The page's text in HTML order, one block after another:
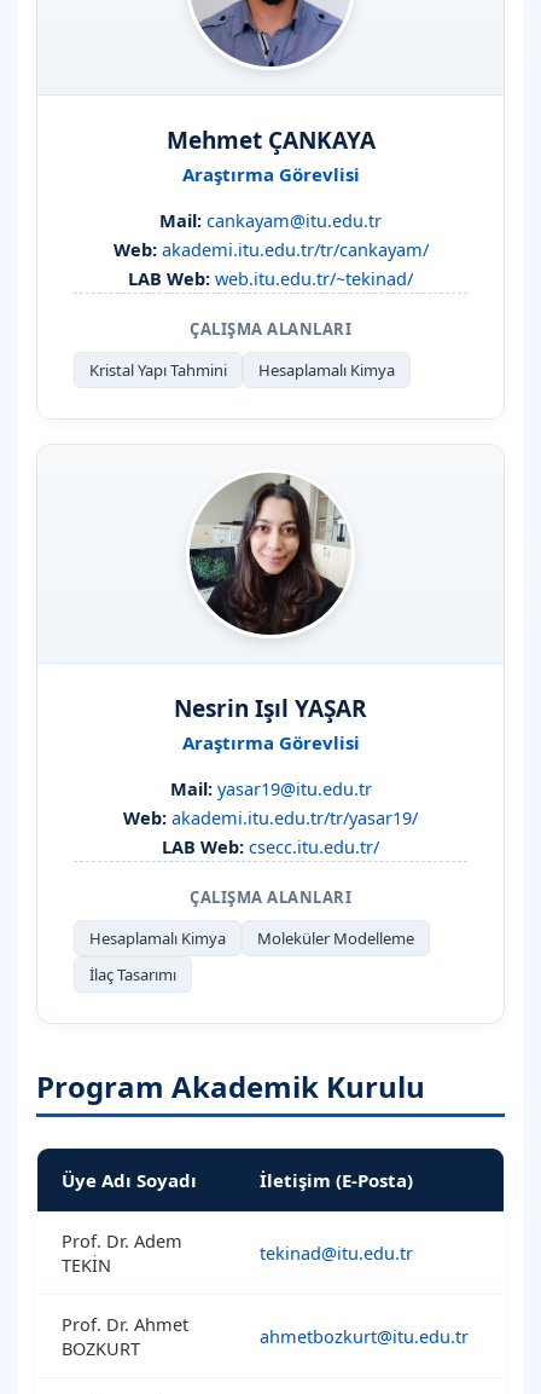
Mehmet ÇANKAYA
Araştırma Görevlisi
Mail: cankayam@itu.edu.tr
Web: akademi.itu.edu.tr/tr/cankayam/
LAB Web: web.itu.edu.tr/~tekinad/
ÇALIŞMA ALANLARI
Kristal Yapı Tahmini
Hesaplamalı Kimya
Nesrin Işıl YAŞAR
Araştırma Görevlisi
Mail: yasar19@itu.edu.tr
Web: akademi.itu.edu.tr/tr/yasar19/
LAB Web: csecc.itu.edu.tr/
ÇALIŞMA ALANLARI
Hesaplamalı Kimya
Moleküler Modelleme
İlaç Tasarımı
Program Akademik Kurulu
Üye Adı Soyadı İletişim (E-Posta)
Prof. Dr. Adem
TEKİN
tekinad@itu.edu.tr
Prof. Dr. Ahmet
BOZKURT
ahmetbozkurt@itu.edu.tr